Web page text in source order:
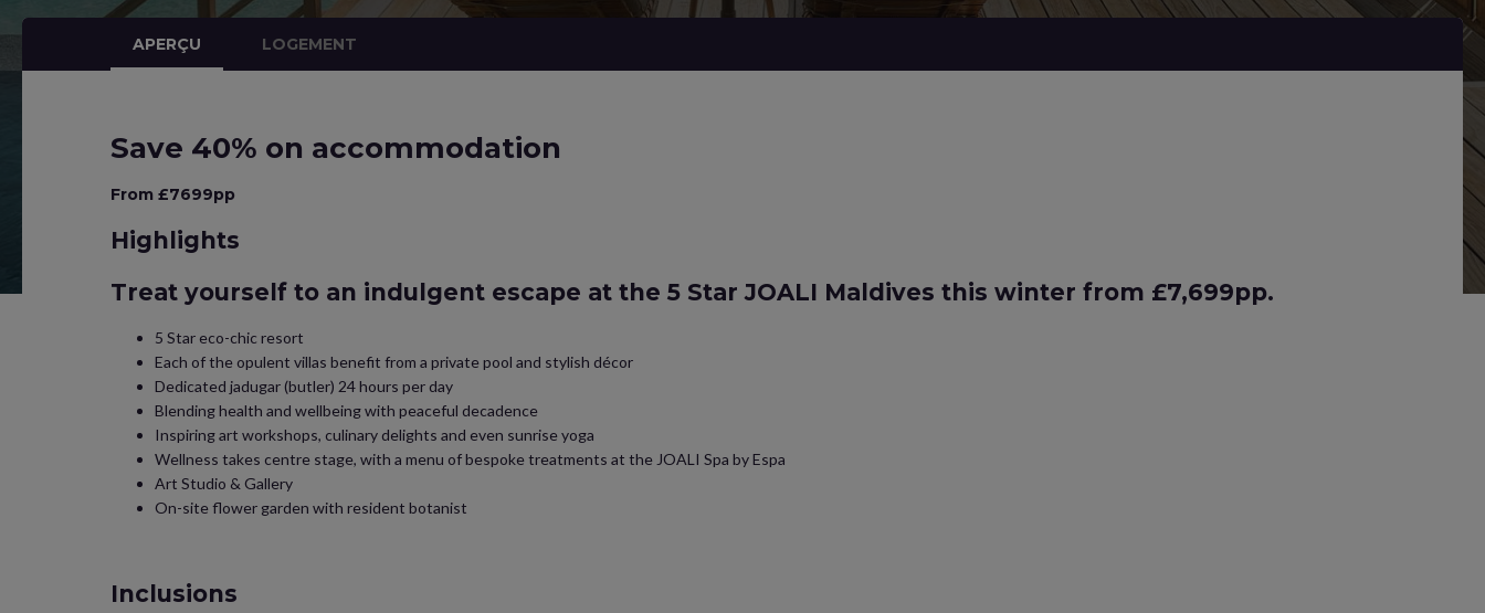
APERÇU LOGEMENT
Save 40% on accommodation
From £7699pp
Highlights
Treat yourself to an indulgent escape at the 5 Star JOALI Maldives this winter from £7,699pp.
5 Star eco-chic resort
Each of the opulent villas benefit from a private pool and stylish décor
Dedicated jadugar (butler) 24 hours per day
Blending health and wellbeing with peaceful decadence
Inspiring art workshops, culinary delights and even sunrise yoga
Wellness takes centre stage, with a menu of bespoke treatments at the JOALI Spa by Espa
Art Studio & Gallery
On-site flower garden with resident botanist
Inclusions